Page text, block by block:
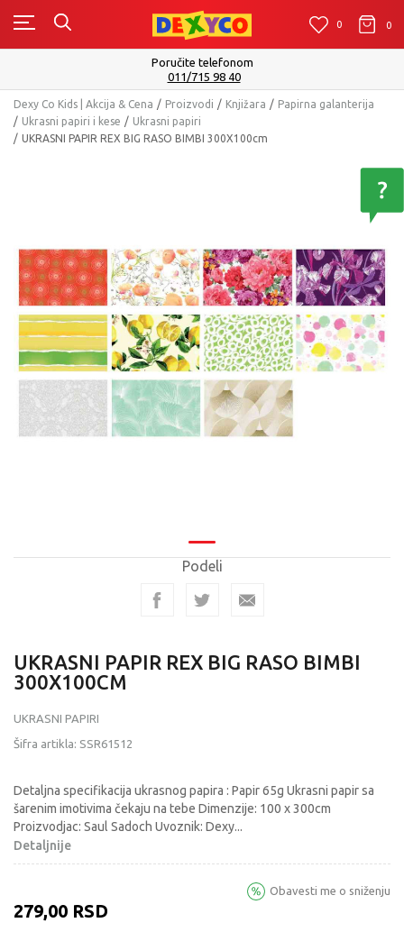
0 0 0
Poručite telefonom
011/715 98 40
Dexy Co Kids | Akcija & Cena Proizvodi Knjižara
Papirna galanterija
Ukrasni papiri i kese
Ukrasni papiri
UKRASNI PAPIR REX BIG RASO BIMBI 300X100cm
Podeli
UKRASNI PAPIR REX BIG RASO BIMBI
300X100CM
UKRASNI PAPIRI
Šifra artikla: SSR61512
Detaljna specifikacija ukrasnog papira : Papir 65g Ukrasni papir sa
šarenim imotivima čekaju na tebe Dimenzije: 100 x 300cm
Proizvodjac: Saul Sadoch Uvoznik: Dexy...
Detaljnije
279,00 RSD
Obavesti me o sniženju